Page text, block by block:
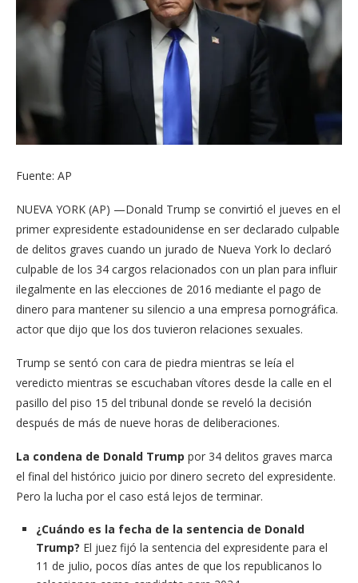
Fuente: AP
NUEVA YORK (AP) —Donald Trump se convirtió el jueves en el
primer expresidente estadounidense en ser declarado culpable
de delitos graves cuando un jurado de Nueva York lo declaró
culpable de los 34 cargos relacionados con un plan para influir
ilegalmente en las elecciones de 2016 mediante el pago de
dinero para mantener su silencio a una empresa pornográfica.
actor que dijo que los dos tuvieron relaciones sexuales.
Trump se sentó con cara de piedra mientras se leía el
veredicto mientras se escuchaban vítores desde la calle en el
pasillo del piso 15 del tribunal donde se reveló la decisión
después de más de nueve horas de deliberaciones.
La condena de Donald Trump por 34 delitos graves marca
el final del histórico juicio por dinero secreto del expresidente.
Pero la lucha por el caso está lejos de terminar.
¿Cuándo es la fecha de la sentencia de Donald
Trump? El juez fijó la sentencia del expresidente para el
11 de julio, pocos días antes de que los republicanos lo